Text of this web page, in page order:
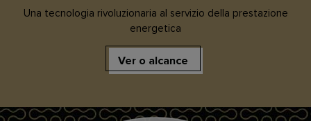
Una tecnologia rivoluzionaria al servizio della prestazione
energetica
Ver o alcance